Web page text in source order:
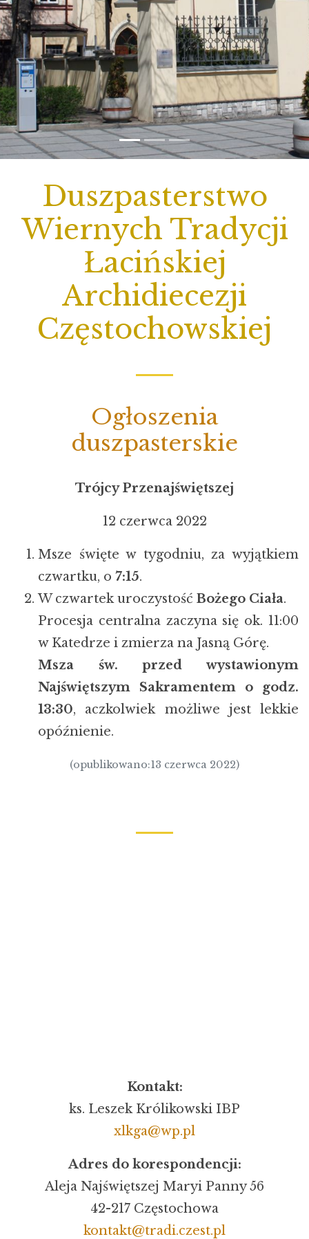
Duszpasterstwo
Wiernych Tradycji
Łacińskiej
Archidiecezji
Częstochowskiej
Ogłoszenia
duszpasterskie
Trójcy Przenajświętszej
12 czerwca 2022
Msze święte w tygodniu, za wyjątkiem
czwartku, o 7:15.
W czwartek uroczystość Bożego Ciała.
Procesja centralna zaczyna się ok. 11:00
w Katedrze i zmierza na Jasną Górę.
Msza św. przed wystawionym
Najświętszym Sakramentem o godz.
13:30, aczkolwiek możliwe jest lekkie
opóźnienie.
(opublikowano:13 czerwca 2022)
Kontakt:
ks. Leszek Królikowski IBP
xlkga@wp.pl
Adres do korespondencji:
Aleja Najświętszej Maryi Panny 56
42-217 Częstochowa
kontakt@tradi.czest.pl